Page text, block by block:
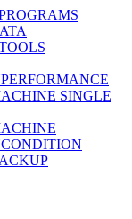
SINGLE